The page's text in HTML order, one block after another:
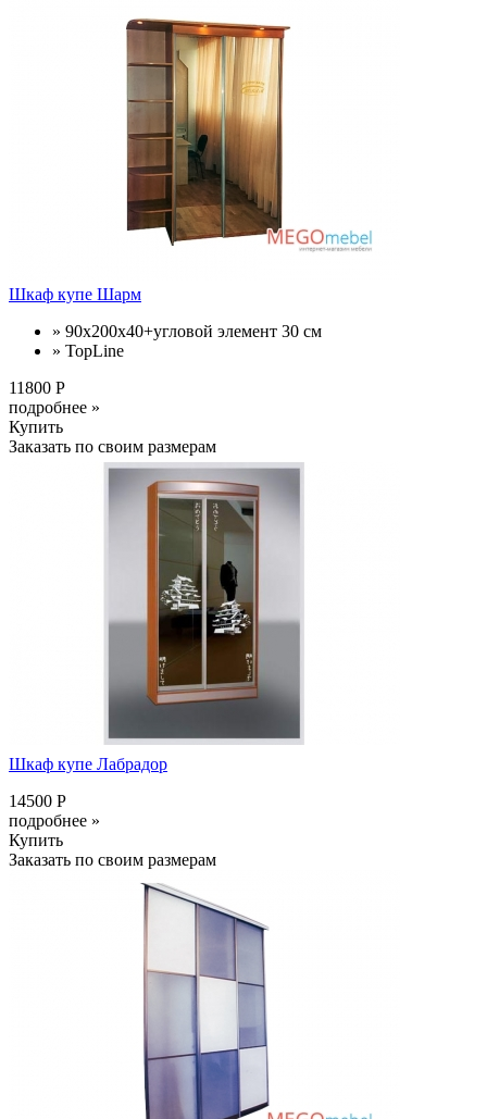
Шкаф купе Шарм
» 90х200х40+угловой элемент 30 см
» TopLine
11800 Р
подробнее »
Купить
Заказать по своим размерам
Шкаф купе Лабрадор
14500 Р
подробнее »
Купить
Заказать по своим размерам